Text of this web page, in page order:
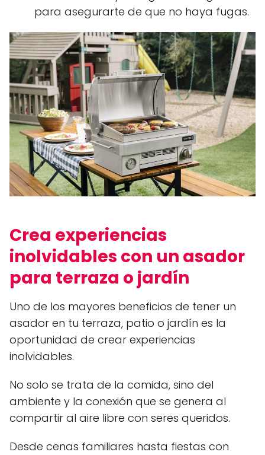
para asegurarte de que no haya fugas.
Crea experiencias
inolvidables con un asador
para terraza o jardín
Uno de los mayores beneficios de tener un
asador en tu terraza, patio o jardín es la
oportunidad de crear experiencias
inolvidables.
No solo se trata de la comida, sino del
ambiente y la conexión que se genera al
compartir al aire libre con seres queridos.
Desde cenas familiares hasta fiestas con